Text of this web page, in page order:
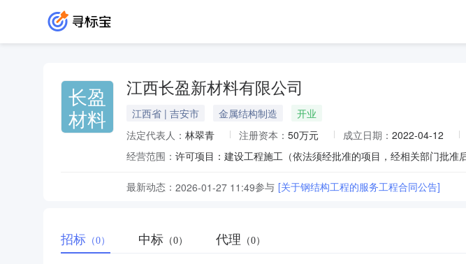
长盈
材料
江西长盈新材料有限公司
江西省 | 吉安市 金属结构制造
开业
法定代表人： 林翠青 注册资本： 50万元 成立日期： 2022-04-12
经营范围：
最新动态： 2026-01-27 11:49参与 [关于钢结构工程的服务工程合同公告]
招标 （0） 中标 （0） 代理 （0）